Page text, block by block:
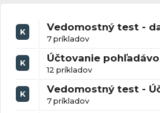
K Vedomostný test -
7 príkladov
K Účtovanie
12 príkladov
K Vedomostný test -
7 príkladov